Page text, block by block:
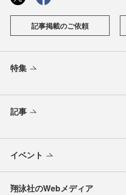
記事掲載のご依頼
特集
記事
イベント
翔泳社のWebメディア